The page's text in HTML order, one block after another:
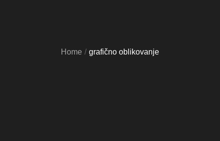
Home grafično oblikovanje